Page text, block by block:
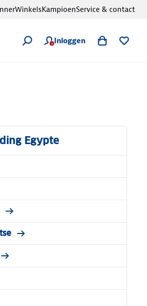
Inloggen
WinkelsKampioenService & contact
Egypte